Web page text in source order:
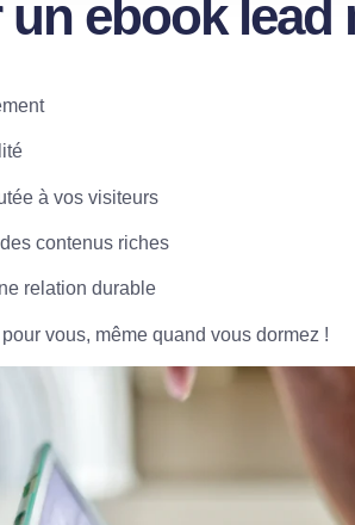
ebook lead
à vos visiteurs
contenus riches
relation durable
vous, même quand vous dormez !